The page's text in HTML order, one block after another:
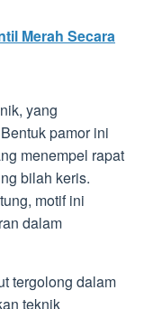
Merah Secara
yang
pamor ini
menempel rapat
bilah keris.
motif ini
dalam
tergolong dalam
teknik